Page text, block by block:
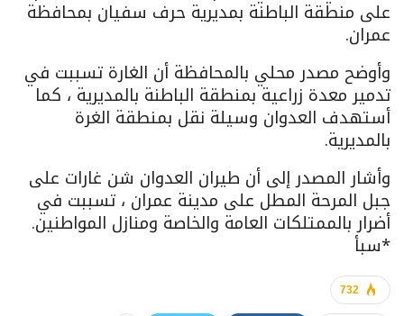
على منطقة الباطنة بمديرية حرف سفيان بمحافظة
عمران.
وأوضح مصدر محلي بالمحافظة أن الغارة تسببت في
تدمير معدة زراعية بمنطقة الباطنة بالمديرية ، كما
أستهدف العدوان وسيلة نقل بمنطقة الغرة
بالمديرية.
وأشار المصدر إلى أن طيران العدوان شن غارات على
جبل المرحة المطل على مدينة عمران ، تسببت في
أضرار بالممتلكات العامة والخاصة ومنازل المواطنين.
*سبأ
732